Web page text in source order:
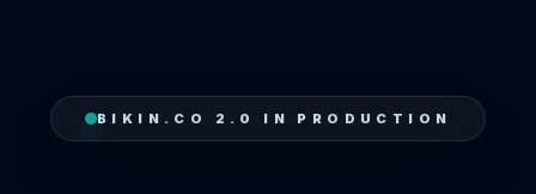
BIKIN.CO 2.0 IN PRODUCTION